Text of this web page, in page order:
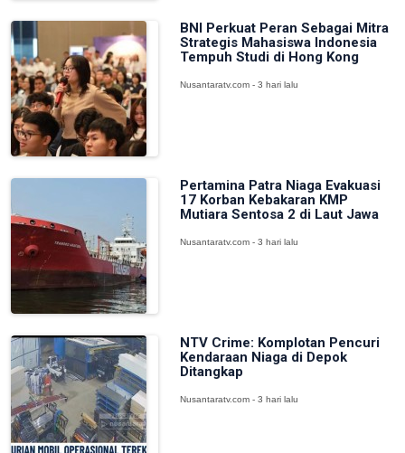
BNI Perkuat Peran Sebagai Mitra
Strategis Mahasiswa Indonesia
Tempuh Studi di Hong Kong
Nusantaratv.com - 3 hari lalu
Pertamina Patra Niaga Evakuasi
17 Korban Kebakaran KMP
Mutiara Sentosa 2 di Laut Jawa
Nusantaratv.com - 3 hari lalu
NTV Crime: Komplotan Pencuri
Kendaraan Niaga di Depok
Ditangkap
Nusantaratv.com - 3 hari lalu